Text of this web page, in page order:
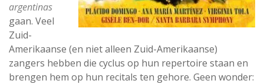
argentinas
gaan. Veel
Zuid-
Amerikaanse (en niet alleen Zuid-Amerikaanse)
zangers hebben die cyclus op hun repertoire staan en
brengen hem op hun recitals ten gehore. Geen wonder: